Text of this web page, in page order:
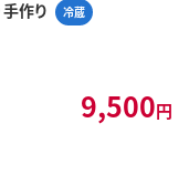
作り
冷蔵
9,500円